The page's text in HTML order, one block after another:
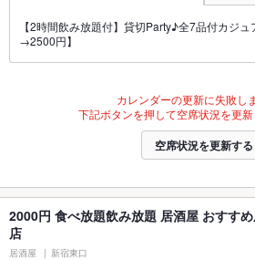
【2時間飲み放題付】貸切Party♪全7品付カジ
→2500円】
カレンダーの更新に失敗し
下記ボタンを押して空席状況を更新
空席状況を更新する
2000円 食べ放題飲み放題 居酒屋 おすす
店
居酒屋 新宿東口